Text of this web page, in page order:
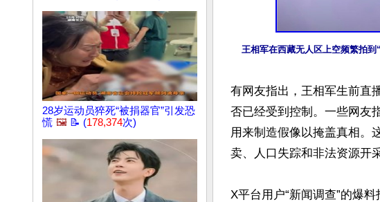
28岁运动员猝死“被捐器官”引发恐
慌 🖼️ 📝 (178,374次)
王相军在西藏无人区上空频繁拍到
有网友指出，王相军生前直
否已经受到控制。一些网友
用来制造假像以掩盖真相。
卖、人口失踪和非法资源开
X平台用户“新闻调查”的爆